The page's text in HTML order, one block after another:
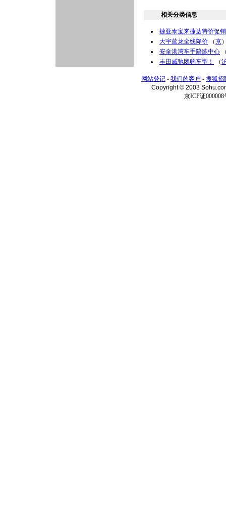
相关分类信息
捷亚泰宝来捷达特价促销
大宇蓝龙全线降价 （京
安全港湾车手陪练中心
丰田威驰团购车型！
（
网站登记 - 我们的客户 - 搜狐招
Copyright © 2003
京ICP证